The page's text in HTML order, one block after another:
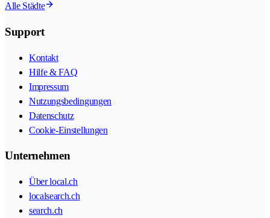
Alle Städte
Support
Kontakt
Hilfe & FAQ
Impressum
Nutzungsbedingungen
Datenschutz
Cookie-Einstellungen
Unternehmen
Über local.ch
localsearch.ch
search.ch